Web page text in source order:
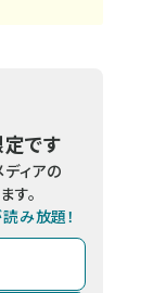
です
ィアの
す。
み放題！